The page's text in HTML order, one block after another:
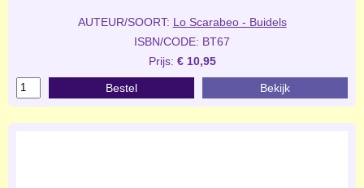
AUTEUR/SOORT: Lo Scarabeo - Buidels
ISBN/CODE: BT67
Prijs: € 10,95
Bestel Bekijk